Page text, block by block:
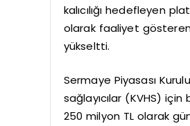
kalıcılığı hedefleyen
olarak faaliyet gösteren
yükseltti.
Sermaye Piyasası
sağlayıcılar (KVHS)
250 milyon TL olarak